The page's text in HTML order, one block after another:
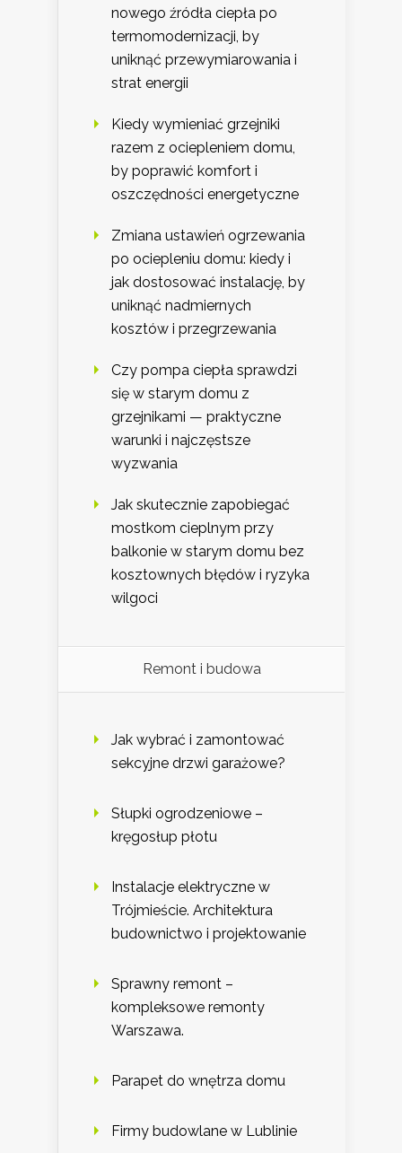
nowego źródła ciepła po
termomodernizacji, by
uniknąć przewymiarowania i
strat energii
Kiedy wymieniać grzejniki
razem z ociepleniem domu,
by poprawić komfort i
oszczędności energetyczne
Zmiana ustawień ogrzewania
po ociepleniu domu: kiedy i
jak dostosować instalację, by
uniknąć nadmiernych
kosztów i przegrzewania
Czy pompa ciepła sprawdzi
się w starym domu z
grzejnikami — praktyczne
warunki i najczęstsze
wyzwania
Jak skutecznie zapobiegać
mostkom cieplnym przy
balkonie w starym domu bez
kosztownych błędów i ryzyka
wilgoci
Remont i budowa
Jak wybrać i zamontować
sekcyjne drzwi garażowe?
Słupki ogrodzeniowe –
kręgosłup płotu
Instalacje elektryczne w
Trójmieście. Architektura
budownictwo i projektowanie
Sprawny remont –
kompleksowe remonty
Warszawa.
Parapet do wnętrza domu
Firmy budowlane w Lublinie